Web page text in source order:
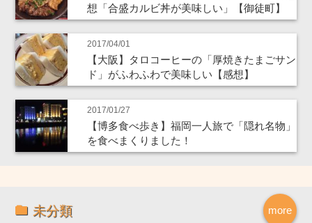
想「合盛カルビ丼が美味しい」【御徒町】
2017/04/01
【大阪】タロコーヒーの「厚焼きたまごサン
ド」がふわふわで美味しい【感想】
2017/01/27
【博多食べ歩き】福岡一人旅で「隠れ名物」
を食べまくりました！
more
未分類